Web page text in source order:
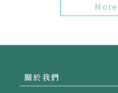
More
關於我們